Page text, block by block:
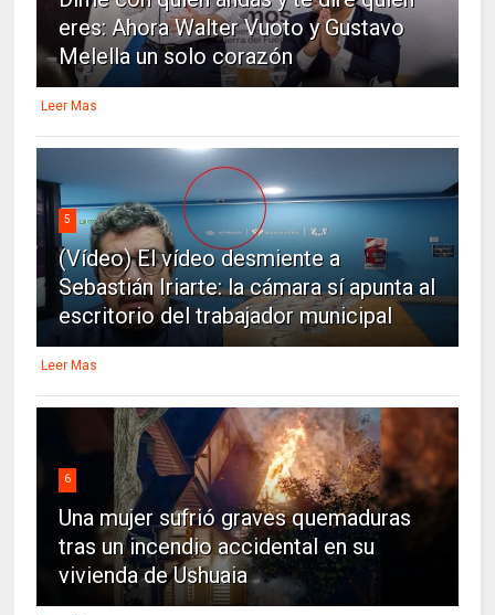
eres: Ahora Walter Vuoto y Gustavo
Melella un solo corazón
Leer Mas
5
(Vídeo) El vídeo desmiente a
Sebastián Iriarte: la cámara sí apunta al
escritorio del trabajador municipal
Leer Mas
6
Una mujer sufrió graves quemaduras
tras un incendio accidental en su
vivienda de Ushuaia